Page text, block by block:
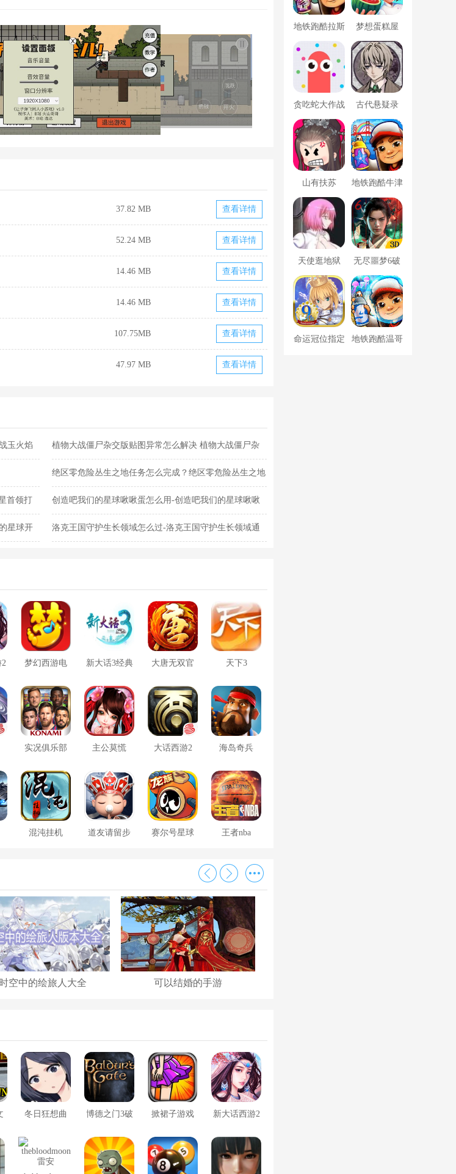
37.82 MB 查看详情
52.24 MB 查看详情
14.46 MB 查看详情
14.46 MB 查看详情
107.75MB 查看详情
47.97 MB 查看详情
玉火焰 植物大战僵尸杂交版贴图异常怎么解决 植物大战僵尸杂
交版贴图异常教程
绝区零危险丛生之地任务怎么完成？绝区零危险丛生之地
任务完成攻略
首领打 创造吧我们的星球啾啾蛋怎么用-创造吧我们的星球啾啾
蛋使用攻略
星球开 洛克王国守护生长领域怎么过-洛克王国守护生长领域通
梦幻西游电 新大话3经典 大唐无双官 天下3
实况俱乐部 主公莫慌 大话西游2 海岛奇兵
混沌挂机 道友请留步 赛尔号星球 王者nba
时空中的绘旅人大全 可以结婚的手游
冬日狂想曲
版
博德之门3破 掀裙子游戏 新大话西游2
地铁跑酷拉斯
维加斯新触控
内置菜单版
梦想蛋糕屋
贪吃蛇大作战
破解版
古代悬疑录
山有扶苏 地铁跑酷牛津
版内置菜单
天使逛地狱 无尽噩梦6破
解版内置菜单
MOD修改器
命运冠位指定 地铁跑酷温哥